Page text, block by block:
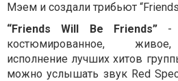
Мэем и создали трибьют
“Friends Will Be Friends” -
костюмированное, живое,
исполнение лучших хитов
можно услышать звук Red